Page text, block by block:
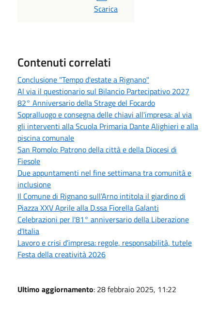
PDF
Scarica
Contenuti correlati
Conclusione "Tempo d'estate a Rignano"
Al via il questionario sul Bilancio Partecipativo 2027
82° Anniversario della Strage del Focardo
Sopralluogo e consegna delle chiavi all'impresa: al via
gli interventi alla Scuola Primaria Dante Alighieri e alla
piscina comunale
San Romolo: Patrono della città e della Diocesi di
Fiesole
Due appuntamenti nel fine settimana tra comunità e
inclusione
Il Comune di Rignano sull’Arno intitola il giardino di
Piazza XXV Aprile alla D.ssa Fiorella Galanti
Celebrazioni per l'81° anniversario della Liberazione
d'Italia
Lavoro e crisi d’impresa: regole, responsabilità, tutele
Festa della creatività 2026
Ultimo aggiornamento: 28 febbraio 2025, 11:22